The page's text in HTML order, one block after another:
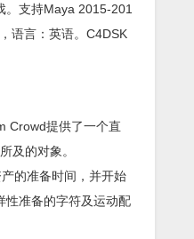
。支持Maya 2015-201
语言：英语。C4DSK
Crowd提供了一个直
及的对象。
的准备时间，并开始
性准备的字符及运动配